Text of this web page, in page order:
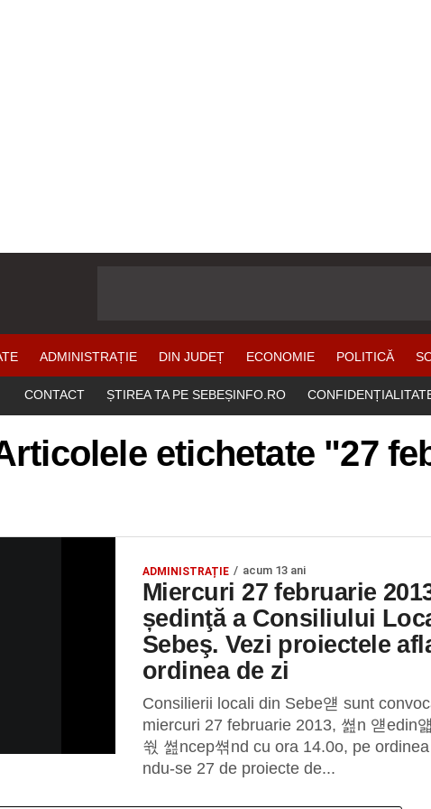
ADMINISTRAȚIE DIN JUDEȚ ECONOMIE POLITICĂ
CONTACT ȘTIREA TA PE SEBEȘINFO.RO
etichetate "27
ADMINISTRAȚIE acum 13 ani
Miercuri 27 februarie
ședinţă a Consiliului
Sebeş. Vezi proiectele
ordinea de zi
Consilierii locali din Sebe얟 sunt
miercuri 27 februarie 2013, 쎮n 얟edin
쒃 쎮ncep쎢nd cu ora 14.0o, pe
ndu-se 27 de proiecte de...